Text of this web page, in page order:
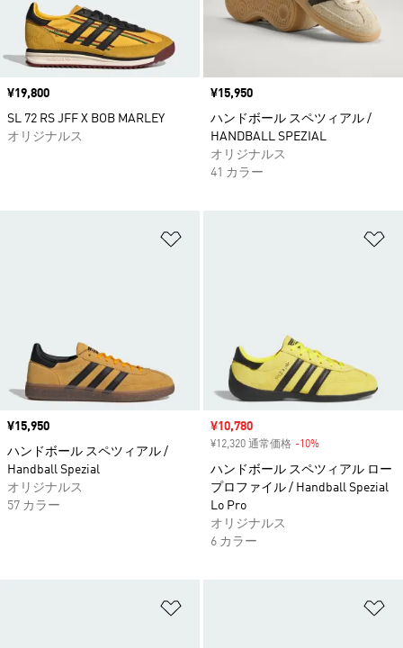
価格
¥19,800
SL 72 RS JFF X BOB MARLEY
オリジナルス
価格
¥15,950
ハンドボール スペツィアル /
HANDBALL SPEZIAL
オリジナルス
41 カラー
価格
¥15,950
ハンドボール スペツィアル /
Handball Spezial
オリジナルス
57 カラー
セール価格
¥10,780
¥12,320 通常価格 -10%
ハンドボール スペツィアル ロー
プロファイル / Handball Spezial
Lo Pro
オリジナルス
6 カラー